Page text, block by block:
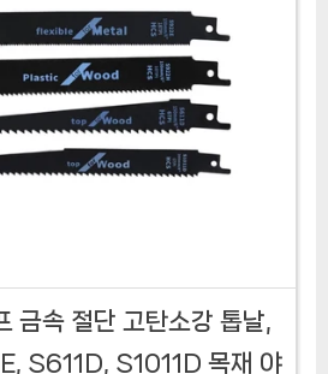
금속 절단 고탄소강 톱날,
S611D, S1011D 목재 야